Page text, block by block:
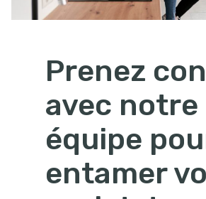
Prenez
avec notre
équipe
entamer